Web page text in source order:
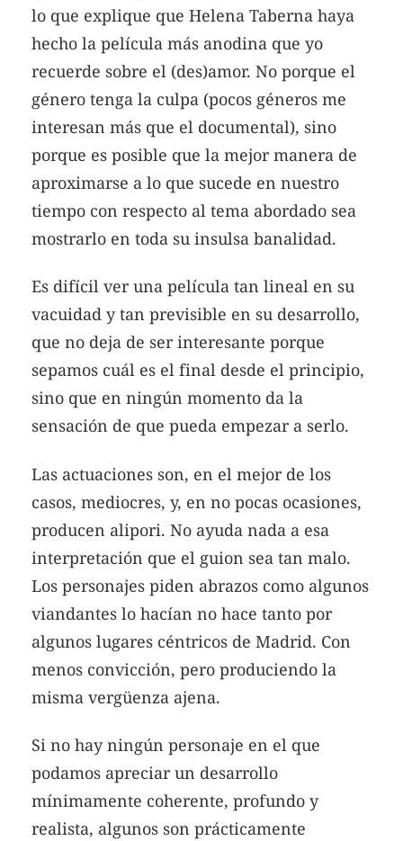
lo que explique que Helena Taberna haya
hecho la película más anodina que yo
recuerde sobre el (des)amor. No porque el
género tenga la culpa (pocos géneros me
interesan más que el documental), sino
porque es posible que la mejor manera de
aproximarse a lo que sucede en nuestro
tiempo con respecto al tema abordado sea
mostrarlo en toda su insulsa banalidad.
Es difícil ver una película tan lineal en su
vacuidad y tan previsible en su desarrollo,
que no deja de ser interesante porque
sepamos cuál es el final desde el principio,
sino que en ningún momento da la
sensación de que pueda empezar a serlo.
Las actuaciones son, en el mejor de los
casos, mediocres, y, en no pocas ocasiones,
producen alipori. No ayuda nada a esa
interpretación que el guion sea tan malo.
Los personajes piden abrazos como algunos
viandantes lo hacían no hace tanto por
algunos lugares céntricos de Madrid. Con
menos convicción, pero produciendo la
misma vergüenza ajena.
Si no hay ningún personaje en el que
podamos apreciar un desarrollo
mínimamente coherente, profundo y
realista, algunos son prácticamente